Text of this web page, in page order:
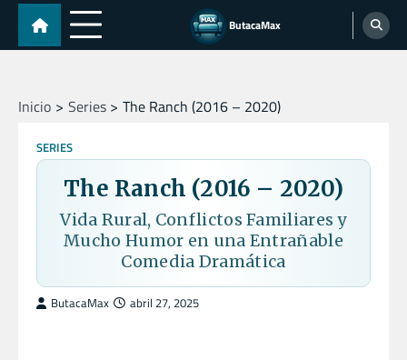
Skip
content
ButacaMax
Inicio Series The Ranch (2016 – 2020)
SERIES
The Ranch (2016 – 2020)
Vida Rural, Conflictos Familiares y
Mucho Humor en una Entrañable
Comedia Dramática
ButacaMax abril 27, 2025